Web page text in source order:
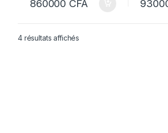
860000 CFA
4 résultats affichés